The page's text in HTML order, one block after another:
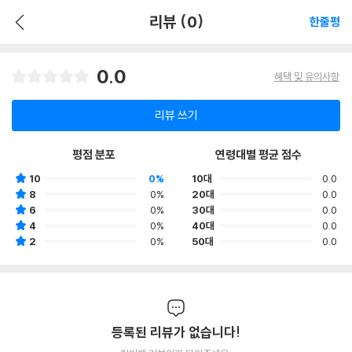
리뷰 (0) 한줄평
0.0 혜택 및 유의사항
리뷰 쓰기
평점 분포
10
0%
8
0%
6
0%
4
0%
2
0%
연령대별 평균 점수
10대
0.0
20대
0.0
30대
0.0
40대
0.0
50대
0.0
등록된 리뷰가 없습니다!